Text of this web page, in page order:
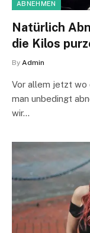
ABNEHMEN
Natürlich
die Kilos
By Admin
Vor allem jetzt wo
man unbedingt
wir…